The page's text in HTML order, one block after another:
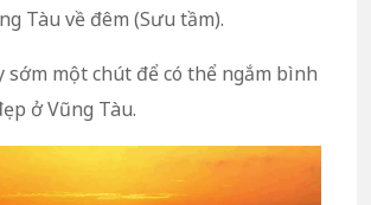
Tàu về đêm (Sưu tầm).
sớm một chút để có thể ngắm bình
ở Vũng Tàu.